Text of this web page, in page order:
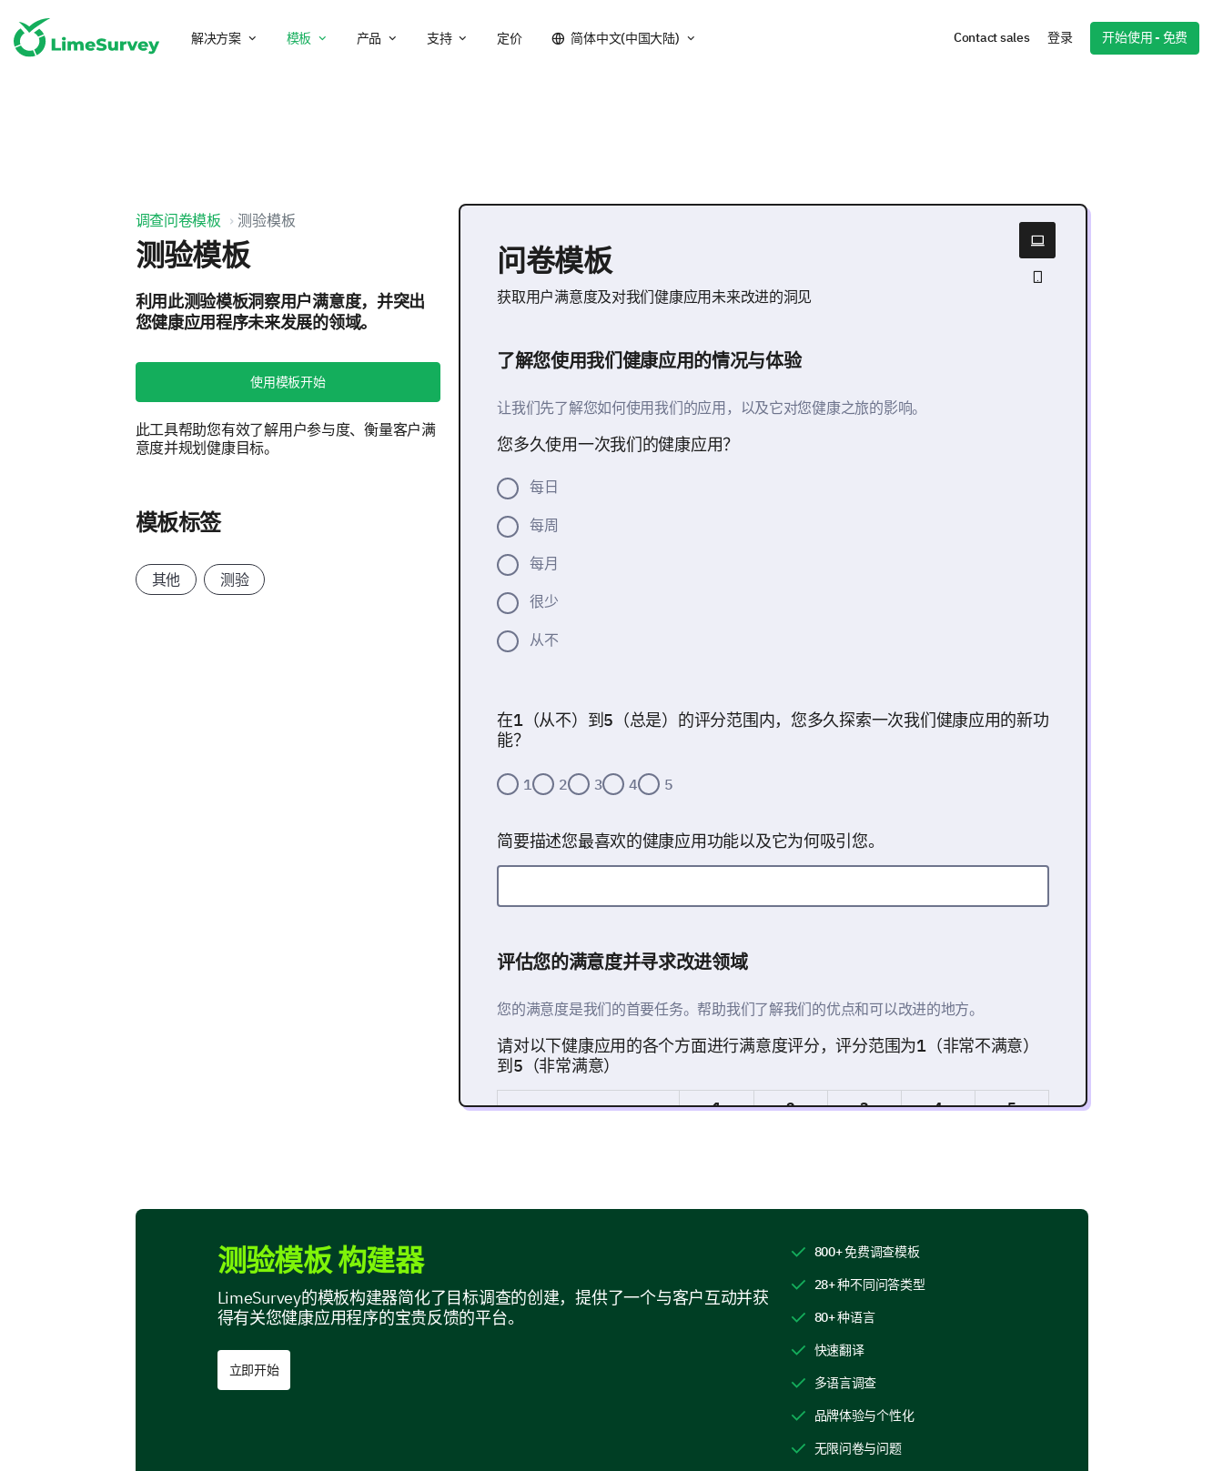
解决方案 模板 产品 支持 定价 简体中文(中国大陆) Contact sales 登录 开始使用 - 免费
调查问卷模板 测验模板
测验模板
利用此测验模板洞察用户满意度，并突出
您健康应用程序未来发展的领域。
使用模板开始
此工具帮助您有效了解用户参与度、衡量客户满
意度并规划健康目标。
模板标签
其他 测验
问卷模板
获取用户满意度及对我们健康应用未来改进的洞见
了解您使用我们健康应用的情况与体验
让我们先了解您如何使用我们的应用，以及它对您健康之旅的影响。
您多久使用一次我们的健康应用？
每日
每周
每月
很少
从不
在1（从不）到5（总是）的评分范围内，您多久探索一次我们健康应用的新功
能？
1 2 3 4 5
简要描述您最喜欢的健康应用功能以及它为何吸引您。
评估您的满意度并寻求改进领域
您的满意度是我们的首要任务。帮助我们了解我们的优点和可以改进的地方。
请对以下健康应用的各个方面进行满意度评分，评分范围为1（非常不满意）
到5（非常满意）
1 2 3 4
5
客户支持
了解您的健康目标
帮助我们了解您的健康目标，以便我们能让我们的应用更加符合您的需求。
以下哪种健康形式是您最感兴趣在我们的应用中进一步探索的？
测验模板 构建器
LimeSurvey的模板构建器简化了目标调查的创建，提供了一个与客户互动并获
得有关您健康应用程序的宝贵反馈的平台。
立即开始
800+ 免费调查模板
28+ 种不同问答类型
80+ 种语言
快速翻译
多语言调查
品牌体验与个性化
无限问卷与问题